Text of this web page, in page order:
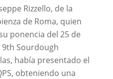
Rizzello, de la
de Roma, quien
ponencia del 25 de
Sourdough
había presentado el
obteniendo una